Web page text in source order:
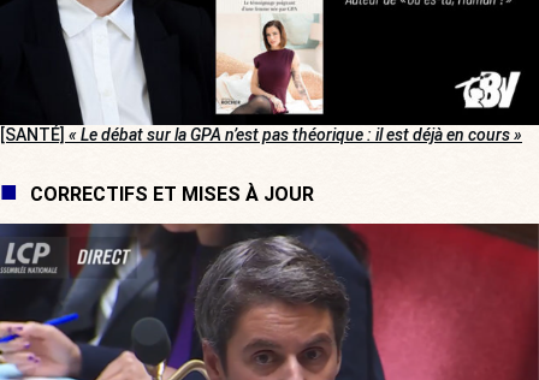
[SANTÉ] « Le débat sur la GPA n’est pas théorique : il est déjà en cours »
CORRECTIFS ET MISES À JOUR